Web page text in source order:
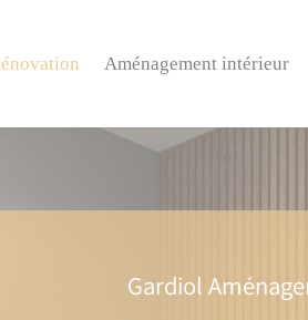
Aménagement intérieur
Gardiol